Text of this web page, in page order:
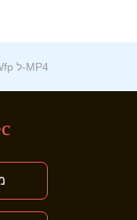
Wfp ל-MP4